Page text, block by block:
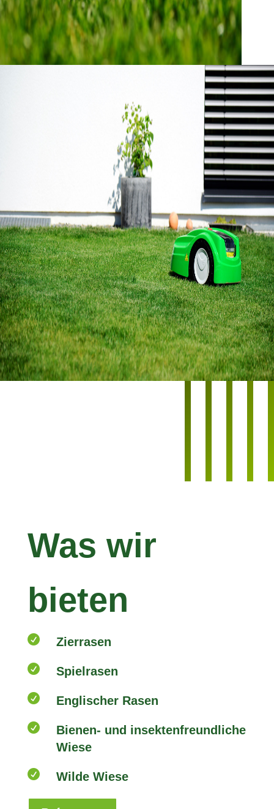
Was wir
bieten
 Zierrasen
 Spielrasen
 Englischer Rasen

Bienen- und insektenfreundliche
Wiese
 Wilde Wiese